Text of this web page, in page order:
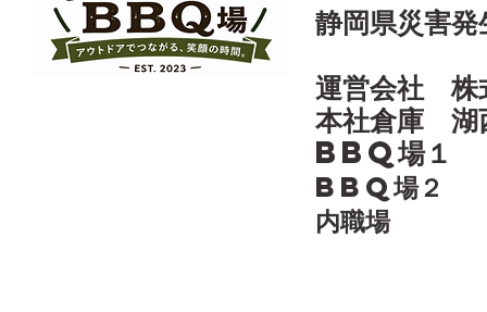
静岡県災害
運営会社 株
本社倉庫 湖
​BBQ場
BBQ場２ 浜
内職場 静岡